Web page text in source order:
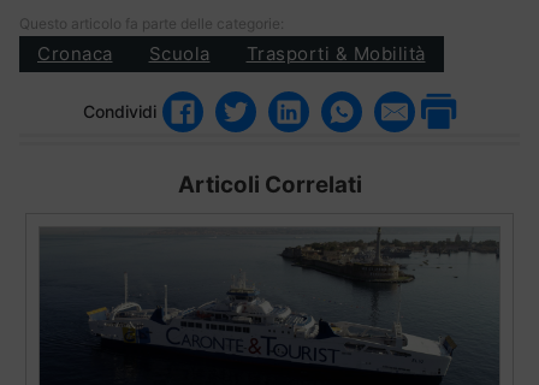
Questo articolo fa parte delle categorie:
Cronaca Scuola Trasporti & Mobilità
Condividi
Articoli Correlati